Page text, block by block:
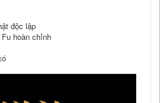
độc lập
hoàn chỉnh